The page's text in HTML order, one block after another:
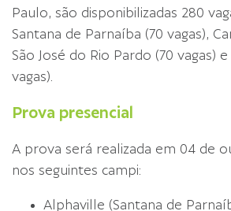
Paulo, são disponibilizadas 280
Santana de Parnaíba (70 vagas),
São José do Rio Pardo (70 vagas)
vagas).
Prova presencial
A prova será realizada em 04 de
nos seguintes campi:
Alphaville (Santana de